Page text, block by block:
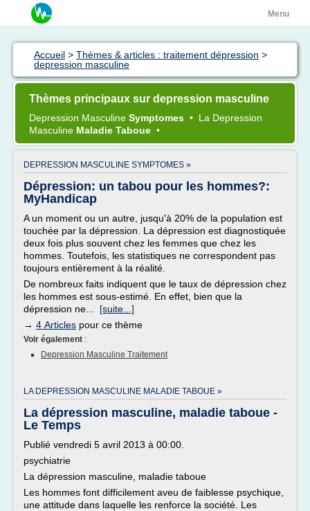
Menu
Accueil > Thèmes & articles : traitement dépression >
depression masculine
Thèmes principaux sur depression masculine
Depression Masculine Symptomes • La Depression
Masculine Maladie Taboue •
DEPRESSION MASCULINE SYMPTOMES »
Dépression: un tabou pour les hommes?:
MyHandicap
A un moment ou un autre, jusqu'à 20% de la population est
touchée par la dépression. La dépression est diagnostiquée
deux fois plus souvent chez les femmes que chez les
hommes. Toutefois, les statistiques ne correspondent pas
toujours entièrement à la réalité.
De nombreux faits indiquent que le taux de dépression chez
les hommes est sous-estimé. En effet, bien que la
dépression ne... [suite...]
→ 4 Articles pour ce thème
Voir également :
Depression Masculine Traitement
LA DEPRESSION MASCULINE MALADIE TABOUE »
La dépression masculine, maladie taboue -
Le Temps
Publié vendredi 5 avril 2013 à 00:00.
psychiatrie
La dépression masculine, maladie taboue
Les hommes font difficilement aveu de faiblesse psychique,
une attitude dans laquelle les renforce la société. Les